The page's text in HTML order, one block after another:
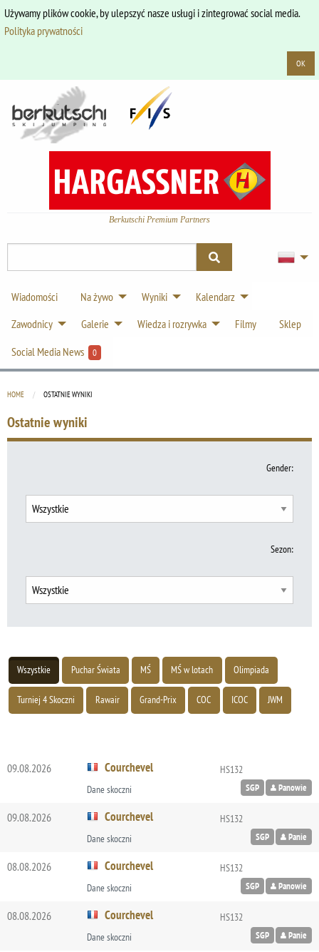
Używamy plików cookie, by ulepszyć nasze usługi i zintegrować social media.
Polityka prywatności
OK
Berkutschi Premium Partners
Wiadomości Na żywo Wyniki
Kalendarz
Zawodnicy
Galerie Wiedza i rozrywka Filmy
Sklep
Social Media News
0
HOME CURRENT:
OSTATNIE WYNIKI
Ostatnie wyniki
Gender:
Sezon:
Wszystkie Puchar Świata MŚ MŚ w lotach Olimpiada
Turniej 4 Skoczni Rawair Grand-Prix COC ICOC JWM
09.08.2026 Courchevel
Dane skoczni
HS132
SGP Panowie
09.08.2026 Courchevel
Dane skoczni
HS132
SGP Panie
08.08.2026 Courchevel
Dane skoczni
HS132
SGP Panowie
08.08.2026 Courchevel
Dane skoczni
HS132
SGP Panie